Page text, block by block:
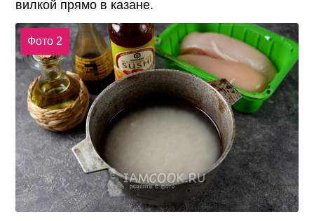
вилкой прямо в казане.
Фото 2